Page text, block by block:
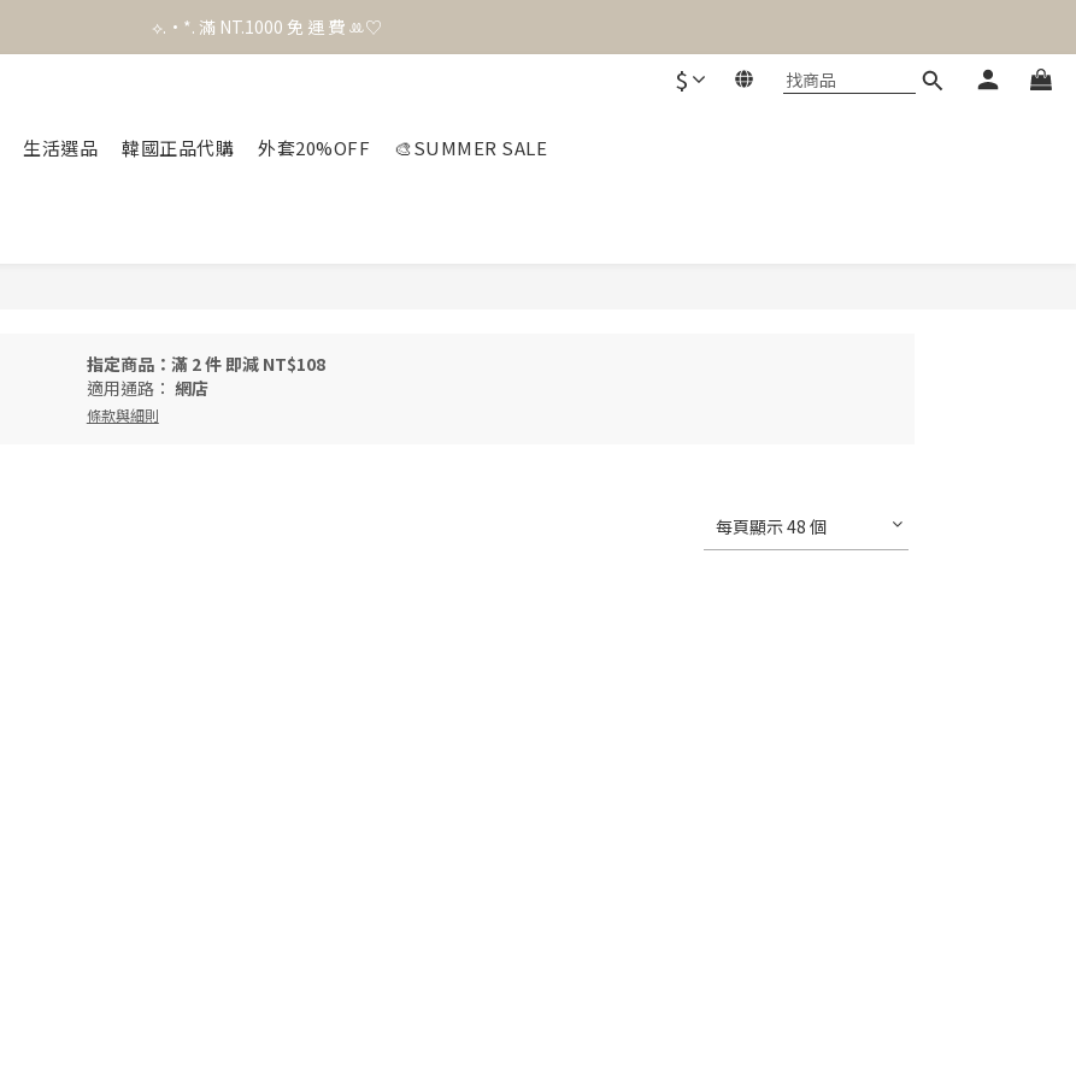
官 網 加 入 會 員 贈 50 元 購 物 金 .ᐟ.ᐟ.ᐟ
⟡.·*. 滿 NT.1000 免 運 費 ꔛ♡
$
生活選品 韓國正品代購 外套20%OFF
🎨SUMMER SALE
指定商品：滿 2 件 即減 NT$108
適用通路： 網店
條款與細則
每頁顯示 48 個